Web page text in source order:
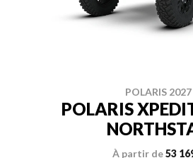
POLARIS 2027
POLARIS
À partir de53